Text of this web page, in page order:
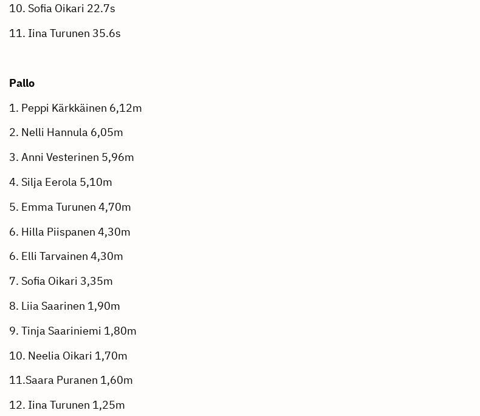
10. Sofia Oikari 22.7s
11. Iina Turunen 35.6s
Pallo
1. Peppi Kärkkäinen 6,12m
2. Nelli Hannula 6,05m
3. Anni Vesterinen 5,96m
4. Silja Eerola 5,10m
5. Emma Turunen 4,70m
6. Hilla Piispanen 4,30m
6. Elli Tarvainen 4,30m
7. Sofia Oikari 3,35m
8. Liia Saarinen 1,90m
9. Tinja Saariniemi 1,80m
10. Neelia Oikari 1,70m
11.Saara Puranen 1,60m
12. Iina Turunen 1,25m